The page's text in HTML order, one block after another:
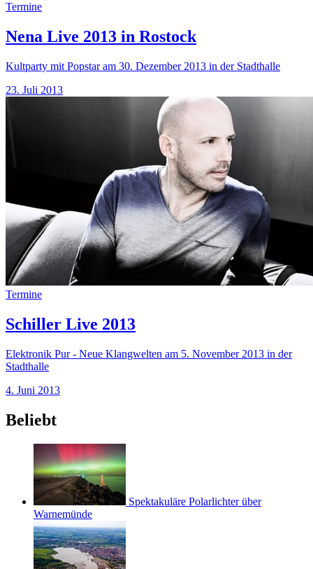
Termine
Nena Live 2013 in Rostock
Kultparty mit Popstar am 30. Dezember 2013 in der Stadthalle
23. Juli 2013
Termine
Schiller Live 2013
Elektronik Pur - Neue Klangwelten am 5. November 2013 in der
Stadthalle
4. Juni 2013
Beliebt
Spektakuläre Polarlichter über
Warnemünde